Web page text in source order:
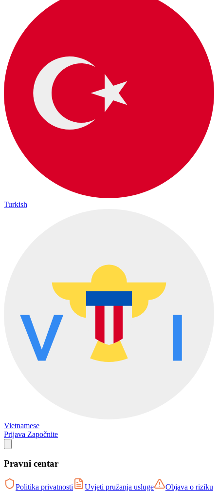
Turkish
Vietnamese
Prijava Započnite
Pravni centar
Politika privatnosti Uvjeti pružanja usluge Objava o riziku